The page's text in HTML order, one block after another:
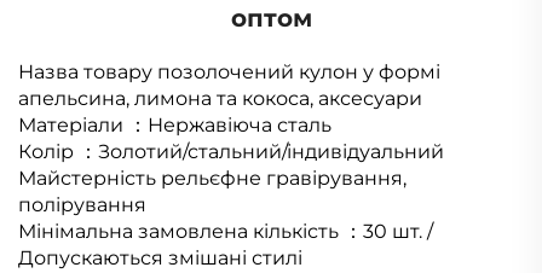
оптом
Назва товару позолочений кулон у формі
апельсина, лимона та кокоса, аксесуари
Матеріали
： Нержавіюча сталь
Колір ： Золотий/стальний/індивідуальний
Майстерність рельєфне гравірування,
полірування
Мінімальна замовлена кількість ： 30 шт. /
Допускаються змішані стилі